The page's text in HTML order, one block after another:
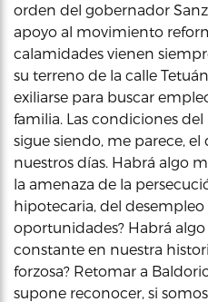
orden del gobernador
apoyo al movimiento
calamidades vienen
su terreno de la calle
exiliarse para buscar
familia. Las condiciones
sigue siendo, me parece,
nuestros días. Habrá algo
la amenaza de la
hipotecaria, del desempleo
oportunidades? Habrá
constante en nuestra
forzosa? Retomar a
supone reconocer, si